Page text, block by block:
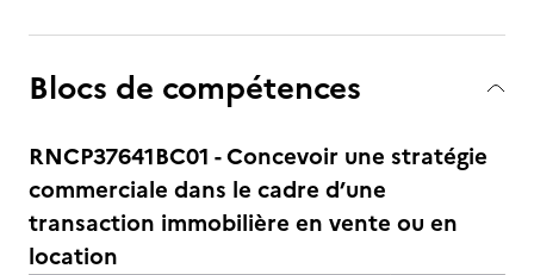
Blocs de compétences
RNCP37641BC01 - Concevoir une stratégie
commerciale dans le cadre d’une
transaction immobilière en vente ou en
location